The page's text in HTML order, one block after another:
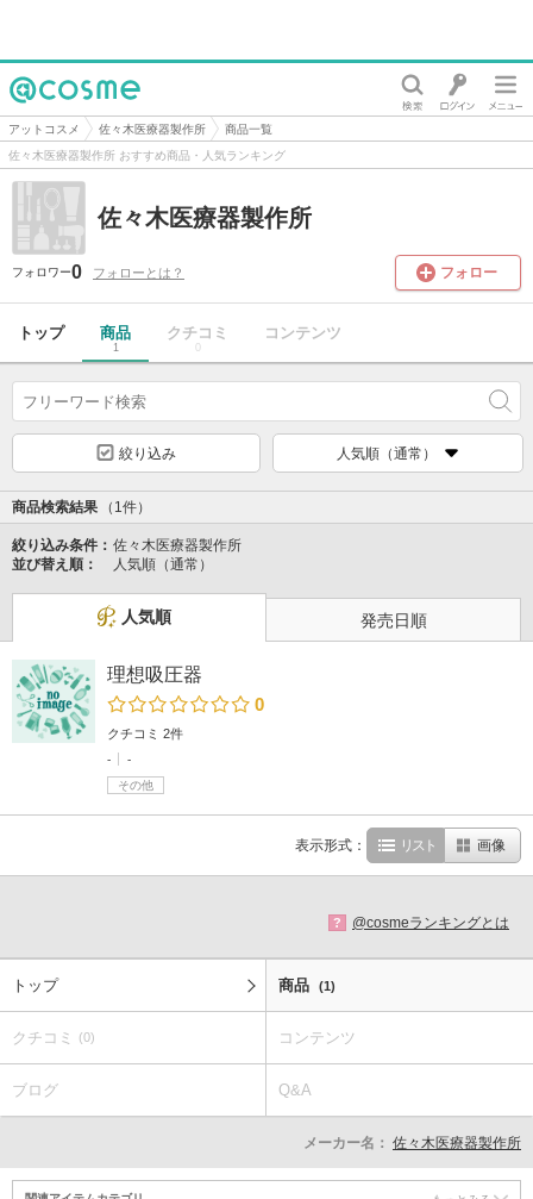
@cosme
アットコスメ 佐々木医療器製作所
商品一覧
佐々木医療器製作所 おすすめ商品・人気ランキング
佐々木医療器製作所
フォロワー0 フォローとは？ フォロー
トップ 商品
1
クチコミ
0
コンテンツ
絞り込み 人気順（通常）
商品検索結果 （1件）
絞り込み条件： 佐々木医療器製作所
並び替え順：
人気順（通常）
人気順 発売日順
理想吸圧器
0
クチコミ 2件
-
-
その他
表示形式： リスト 画像
? @cosmeランキングとは
トップ 商品 (1)
クチコミ (0) コンテンツ
ブログ Q&A
メーカー名： 佐々木医療器製作所